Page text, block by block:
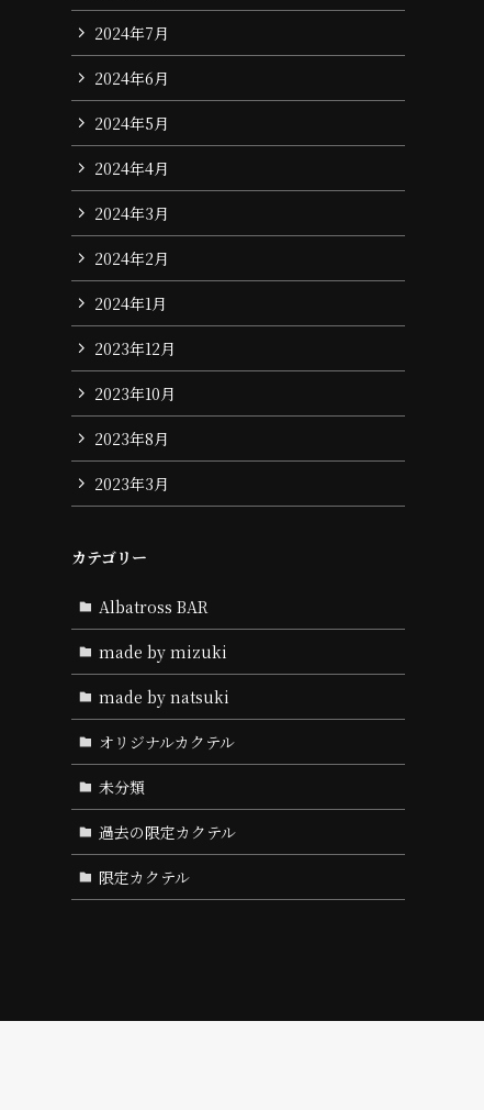
2024年7月
2024年6月
2024年5月
2024年4月
2024年3月
2024年2月
2024年1月
2023年12月
2023年10月
2023年8月
2023年3月
カテゴリー
Albatross BAR
made by mizuki
made by natsuki
オリジナルカクテル
未分類
過去の限定カクテル
限定カクテル